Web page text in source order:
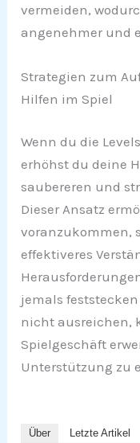
vermeiden,
angenehmer und
Strategien zum
Hilfen im Spiel
Wenn du die
erhöhst du deine
saubereren und
Dieser Ansatz
voranzukommen,
effektiveres
jemals
nicht ausreichen,
Spielgeschäft
Unterstützung zu
Über Letzte Artikel